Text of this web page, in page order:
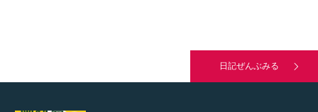
日記ぜんぶみる